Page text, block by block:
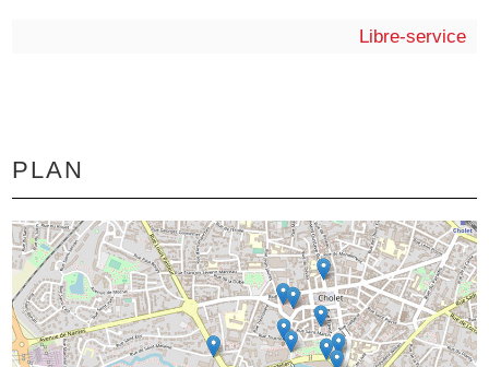
Libre-service
PLAN